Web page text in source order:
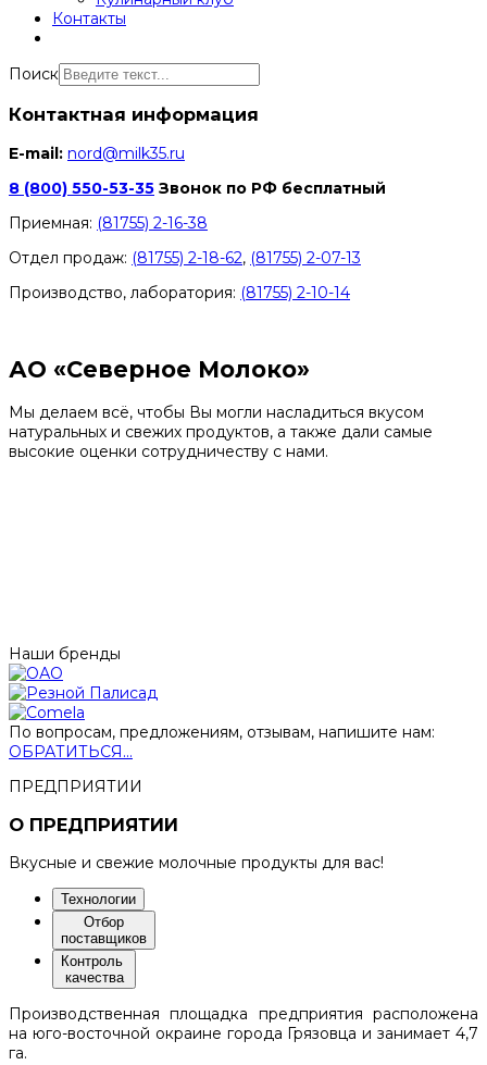
Контакты
Поиск
Контактная информация
E-mail: nord@milk35.ru
8 (800) 550-53-35 Звонок по РФ бесплатный
Приемная: (81755) 2-16-38
Отдел продаж: (81755) 2-18-62, (81755) 2-07-13
Производство, лаборатория: (81755) 2-10-14
АО «Северное Молоко»
Мы делаем всё, чтобы Вы могли насладиться вкусом
натуральных и свежих продуктов, а также дали самые
высокие оценки сотрудничеству с нами.
Наши бренды
По вопросам, предложениям, отзывам, напишите нам:
ОБРАТИТЬСЯ...
ПРЕДПРИЯТИИ
О ПРЕДПРИЯТИИ
Вкусные и свежие молочные продукты для вас!
Технологии
Отбор
поставщиков
Контроль
качества
Производственная площадка предприятия расположена
на юго-восточной окраине города Грязовца и занимает 4,7
га.